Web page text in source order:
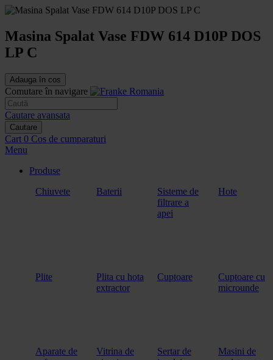
Masina Spalat Vase FDW 614 D10P DOS
LP C
Adauga în cos
Comutare în navigare
Cautare avansata
Cautare
Cart 0 Cos de cumparaturi
Menu
Produse
Chiuvete
Baterii
Sisteme de
filtrare a
apei
Hote
Plite
Plita cu hota
extractor
Cuptoare
Cuptoare cu
microunde
Aparate de
Vitrina de
Sertar de
Masini de